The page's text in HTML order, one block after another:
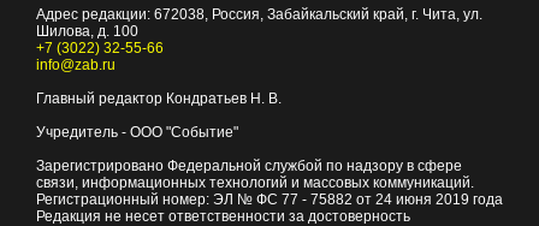
Адрес редакции: 672038, Россия, Забайкальский край, г. Чита, ул.
Шилова, д. 100
+7 (3022) 32-55-66
info@zab.ru
Главный редактор Кондратьев Н. В.
Учредитель - ООО "Событие"
Зарегистрировано Федеральной службой по надзору в сфере
связи, информационных технологий и массовых коммуникаций.
Регистрационный номер: ЭЛ № ФС 77 - 75882 от 24 июня 2019 года
Редакция не несет ответственности за достоверность